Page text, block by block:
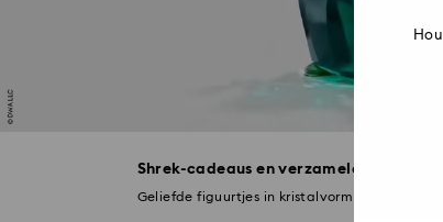
Shrek-cadeaus en verzamelobjecten
Geliefde figuurtjes in kristalvorm